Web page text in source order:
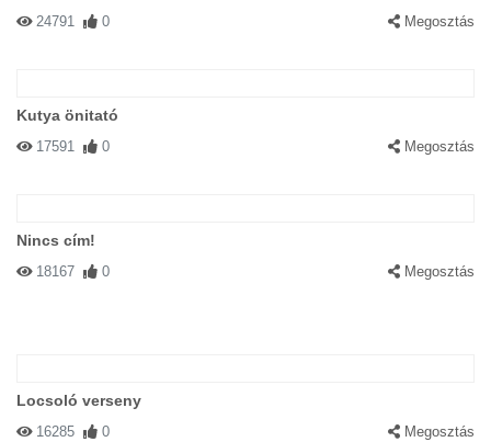
24791 0 Megosztás
Kutya önitató
17591 0 Megosztás
Nincs cím!
18167 0 Megosztás
Locsoló verseny
16285 0 Megosztás